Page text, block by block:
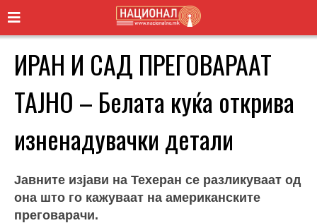
ИРАН И САД ПРЕГОВАРААТ
ТАЈНО – Белата куќа открива
изненадувачки детали
Јавните изјави на Техеран се разликуваат од
она што го кажуваат на американските
преговарачи.